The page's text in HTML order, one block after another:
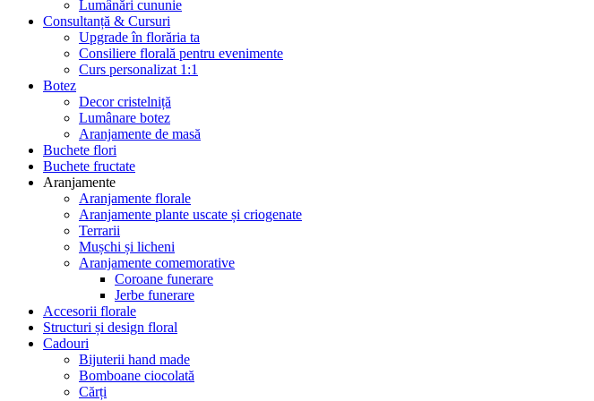
Lumânări cununie
Consultanță & Cursuri
Upgrade în florăria ta
Consiliere florală pentru evenimente
Curs personalizat 1:1
Botez
Decor cristelniță
Lumânare botez
Aranjamente de masă
Buchete flori
Buchete fructate
Aranjamente
Aranjamente florale
Aranjamente plante uscate și criogenate
Terrarii
Mușchi și licheni
Aranjamente comemorative
Coroane funerare
Jerbe funerare
Accesorii florale
Structuri și design floral
Cadouri
Bijuterii hand made
Bomboane ciocolată
Cărți